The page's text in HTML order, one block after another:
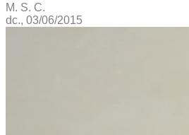
M. S. C.
dc., 03/06/2015